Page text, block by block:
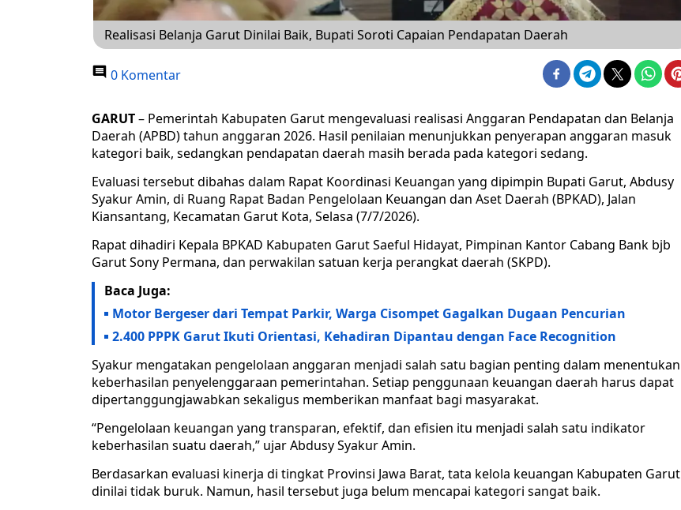
Realisasi Belanja Garut Dinilai Baik, Bupati Soroti Capaian Pendapatan Daerah
0 Komentar
GARUT– Pemerintah Kabupaten Garut mengevaluasi realisasi Anggaran Pendapatan dan Belanja
Daerah (APBD) tahun anggaran 2026. Hasil penilaian menunjukkan penyerapan anggaran masuk
kategori baik, sedangkan pendapatan daerah masih berada pada kategori sedang.
Evaluasi tersebut dibahas dalam Rapat Koordinasi Keuangan yang dipimpin Bupati Garut, Abdusy
Syakur Amin, di Ruang Rapat Badan Pengelolaan Keuangan dan Aset Daerah (BPKAD), Jalan
Kiansantang, Kecamatan Garut Kota, Selasa (7/7/2026).
Rapat dihadiri Kepala BPKAD Kabupaten Garut Saeful Hidayat, Pimpinan Kantor Cabang Bank bjb
Garut Sony Permana, dan perwakilan satuan kerja perangkat daerah (SKPD).
Baca Juga:
Motor Bergeser dari Tempat Parkir, Warga Cisompet Gagalkan Dugaan Pencurian
2.400 PPPK Garut Ikuti Orientasi, Kehadiran Dipantau dengan Face Recognition
Syakur mengatakan pengelolaan anggaran menjadi salah satu bagian penting dalam menentukan
keberhasilan penyelenggaraan pemerintahan. Setiap penggunaan keuangan daerah harus dapat
dipertanggungjawabkan sekaligus memberikan manfaat bagi masyarakat.
“Pengelolaan keuangan yang transparan, efektif, dan efisien itu menjadi salah satu indikator
keberhasilan suatu daerah,” ujar Abdusy Syakur Amin.
Berdasarkan evaluasi kinerja di tingkat Provinsi Jawa Barat, tata kelola keuangan Kabupaten Garut
dinilai tidak buruk. Namun, hasil tersebut juga belum mencapai kategori sangat baik.